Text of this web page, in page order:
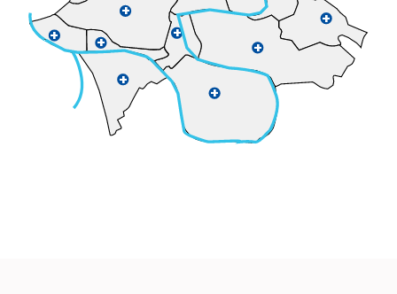
+
+
+
+
+
+
+
+